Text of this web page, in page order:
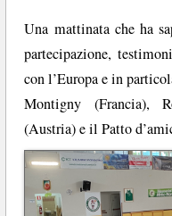
Una mattinata che ha
partecipazione,
con l’Europa e in
Montigny (Francia),
(Austria) e il Patto